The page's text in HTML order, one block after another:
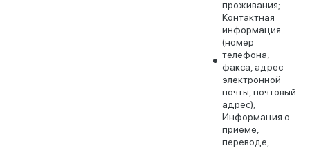
проживания;
Контактная
информация
(номер
телефона,
факса, адрес
электронной
почты, почтовый
адрес);
Информация о
приеме,
переводе,